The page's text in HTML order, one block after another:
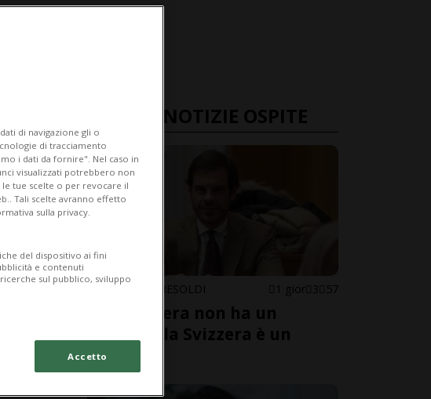
ULTIME NOTIZIE OSPITE
CHRISTIAN TRESOLDI 1 gior 3 57
«La Svizzera non ha un
esercito, la Svizzera è un
esercito»
di navigazione gli o
di tracciamento
i dati da fornire". Nel caso in
visualizzati potrebbero non
tue scelte o per revocare il
Tali scelte avranno effetto
sulla privacy.
del dispositivo ai fini
e contenuti
sul pubblico, sviluppo
Accetto